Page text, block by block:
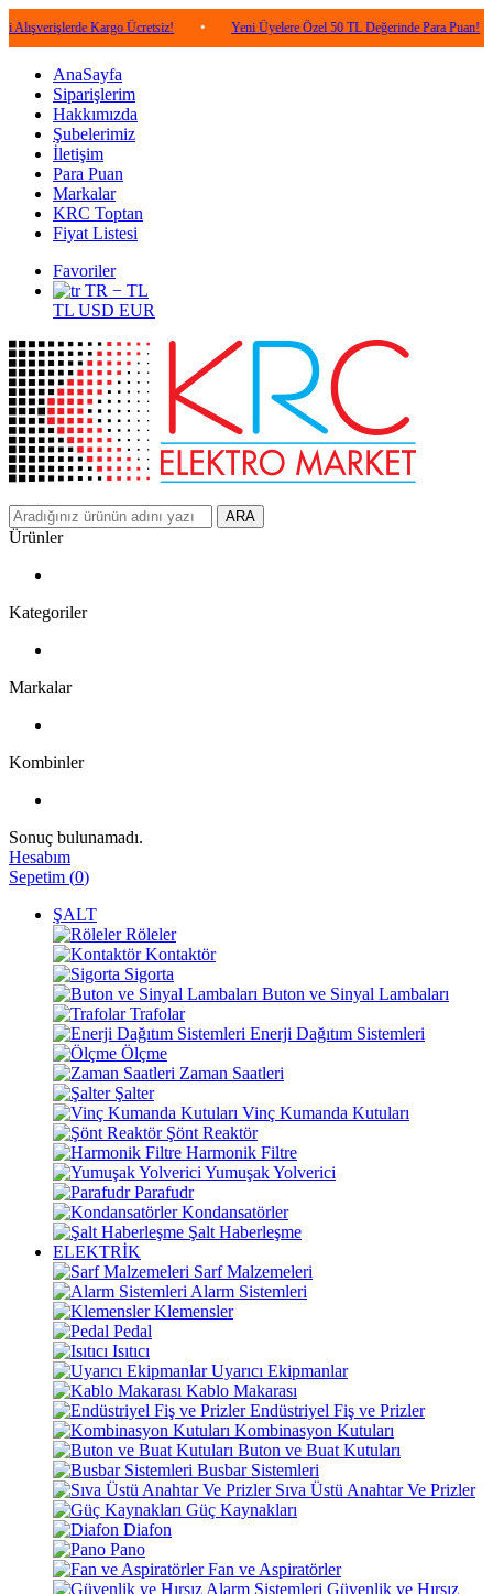
Kargo Ücretsiz! • Yeni Üyelere Özel 50 TL Değerinde Para Puan! •
AnaSayfa
Siparişlerim
Hakkımızda
Şubelerimiz
İletişim
Para Puan
Markalar
KRC Toptan
Fiyat Listesi
Favoriler
TR − TL
TL USD EUR
ARA
Ürünler
Kategoriler
Markalar
Kombinler
Sonuç bulunamadı.
Hesabım
Sepetim (0)
ŞALT
Röleler
Kontaktör
Sigorta
Buton ve Sinyal Lambaları
Trafolar
Enerji Dağıtım Sistemleri
Ölçme
Zaman Saatleri
Şalter
Vinç Kumanda Kutuları
Şönt Reaktör
Harmonik Filtre
Yumuşak Yolverici
Parafudr
Kondansatörler
Şalt Haberleşme
ELEKTRİK
Sarf Malzemeleri
Alarm Sistemleri
Klemensler
Pedal
Isıtıcı
Uyarıcı Ekipmanlar
Kablo Makarası
Endüstriyel Fiş ve Prizler
Kombinasyon Kutuları
Buton ve Buat Kutuları
Busbar Sistemleri
Sıva Üstü Anahtar Ve Prizler
Güç Kaynakları
Diafon
Pano
Fan ve Aspiratörler
Güvenlik ve Hırsız